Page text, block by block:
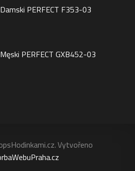
PERFECT F353-03
PERFECT GXB452-03
Vytvořeno